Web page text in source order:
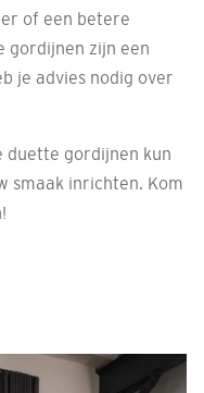
of een betere
gordijnen zijn een
je advies nodig over
duette gordijnen kun
smaak inrichten. Kom